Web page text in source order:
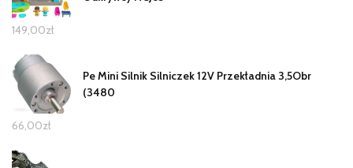
149,00zł
Pe Mini Silnik Silniczek 12V Przekładnia 3,5Obr
(3480
66,00zł